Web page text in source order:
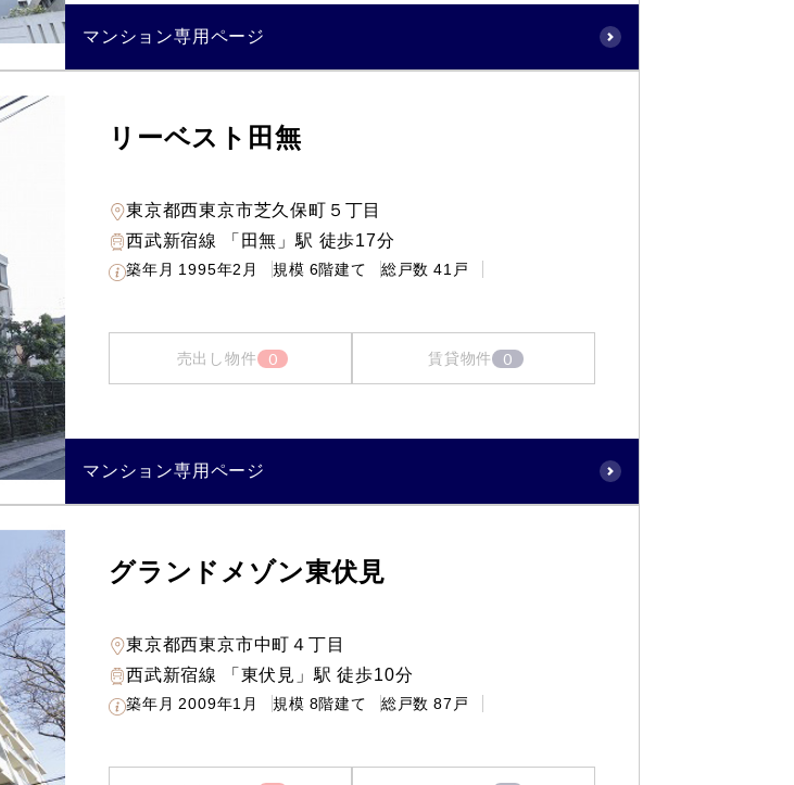
マンション専用ページ
リーベスト田無
東京都西東京市芝久保町５丁目
西武新宿線 「田無」駅 徒歩17分
築年月 1995年2月 規模 6階建て 総戸数 41戸
売出し物件 0 賃貸物件 0
マンション専用ページ
グランドメゾン東伏見
東京都西東京市中町４丁目
西武新宿線 「東伏見」駅 徒歩10分
築年月 2009年1月 規模 8階建て 総戸数 87戸